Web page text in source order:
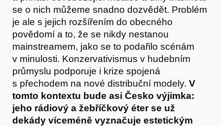
se o nich můžeme snadno dozvědět. Problém
je ale s jejich rozšířením do obecného
povědomí a to, že se nikdy nestanou
mainstreamem, jako se to podařilo scénám
v minulosti. Konzervativismus v hudebním
průmyslu podporuje i krize spojená
s přechodem na nové distribuční modely. V
tomto kontextu bude asi Česko výjimka:
jeho rádiový a žebříčkový éter se už
dekády víceméně vyznačuje estetickým